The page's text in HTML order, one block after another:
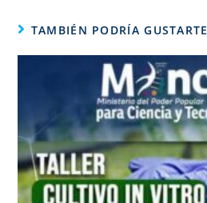
TAMBIÉN PODRÍA GUSTARTE